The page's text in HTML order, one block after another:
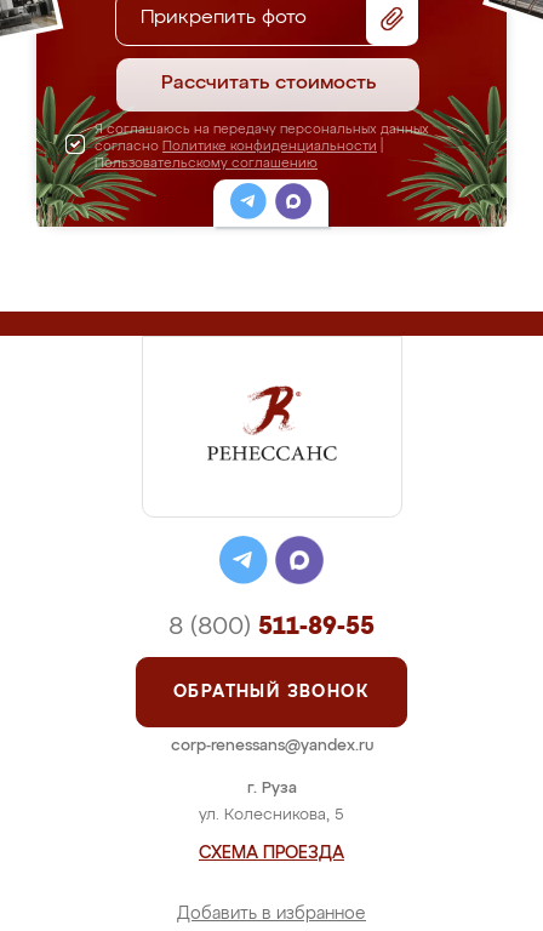
Прикрепить фото
Рассчитать стоимость
Я соглашаюсь на передачу персональных данных
согласно Политике конфиденциальности
Пользовательскому соглашению
г. Руза
ул. Колесникова, 5
СХЕМА ПРОЕЗДА
Добавить в избранное
8 (800) 511-89-55
ОБРАТНЫЙ ЗВОНОК
corp-renessans@yandex.ru